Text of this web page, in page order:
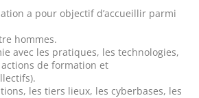
a pour objectif d’accueillir parmi
hommes.
avec les pratiques, les technologies,
de formation et
les tiers lieux, les cyberbases, les